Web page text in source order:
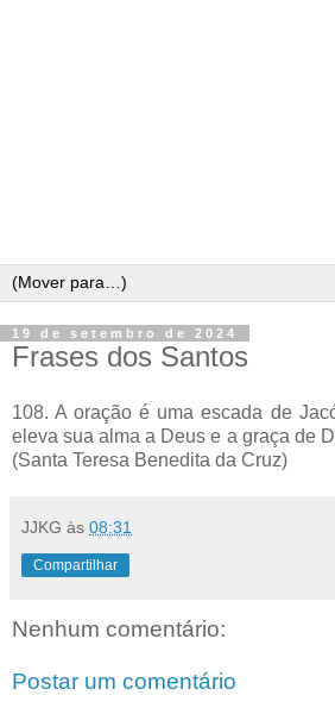
19 de setembro de 2024
Frases dos Santos
108. A oração é uma escada de
eleva sua alma a Deus e a graça de
(Santa Teresa Benedita da Cruz)
JJKG às 08:31
Compartilhar
Nenhum comentário:
Postar um comentário